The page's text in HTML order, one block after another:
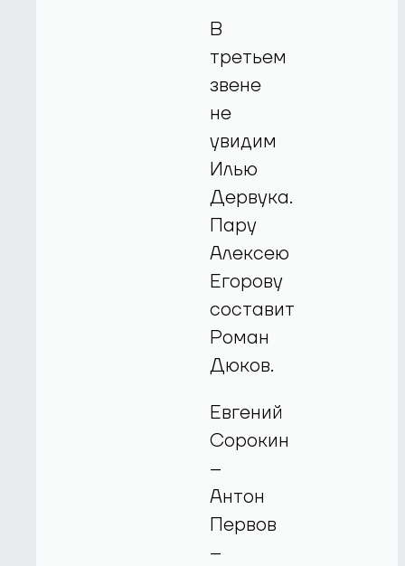
В
третьем
звене
не
увидим
Илью
Дервука.
Пару
Алексею
Егорову
составит
Роман
Дюков.
Евгений
Сорокин
–
Антон
Первов
–